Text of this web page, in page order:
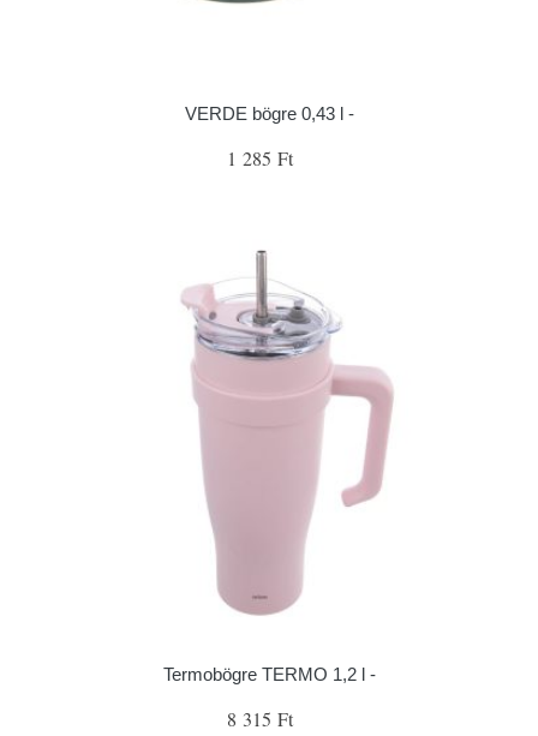
VERDE bögre 0,43 l -
1 285 Ft
Termobögre TERMO 1,2 l -
8 315 Ft